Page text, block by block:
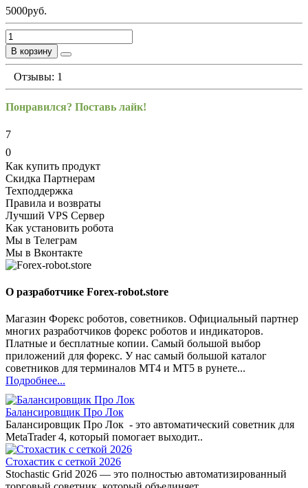
5000руб.
В корзину
Отзывы: 1
Понравился? Поставь лайк!
7
0
Как купить продукт
Скидка Партнерам
Техподдержка
Правила и возвраты
Лучший VPS Сервер
Как установить робота
Мы в Телеграм
Мы в Вконтакте
О разработчике Forex-robot.store
Магазин Форекс роботов, советников. Официальный партнер
многих разработчиков форекс роботов и индикаторов.
Платные и бесплатные копии. Самый большой выбор
приложений для форекс. У нас самый большой каталог
советников для терминалов MT4 и MT5 в рунете...
Подробнее...
Балансировщик Про Лок
Балансировщик Про Лок - это автоматический советник для
MetaTrader 4, который помогает выходит..
Стохастик с сеткой 2026
Stochastic Grid 2026 — это полностью автоматизированный